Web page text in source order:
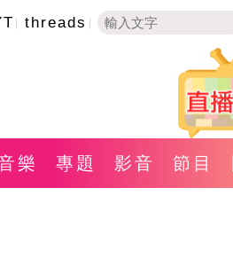
threads
樂 專題 影音 節目